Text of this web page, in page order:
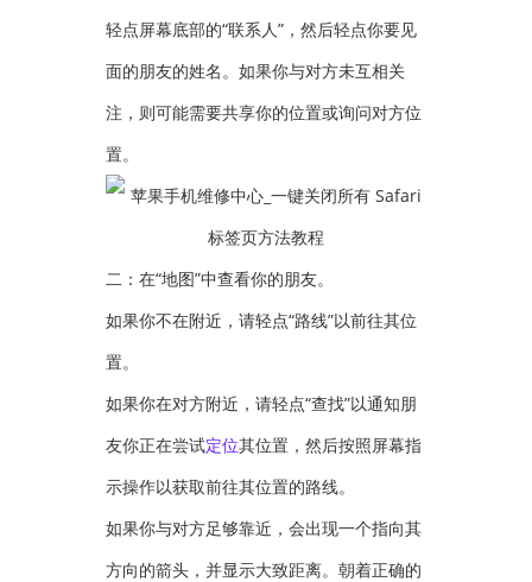
轻点屏幕底部的“联系人”，然后轻点你要见
面的朋友的姓名。如果你与对方未互相关
注，则可能需要共享你的位置或询问对方位
置。
二：在“地图”中查看你的朋友。
如果你不在附近，请轻点“路线”以前往其位
置。
如果你在对方附近，请轻点“查找”以通知朋
友你正在尝试定位其位置，然后按照屏幕指
示操作以获取前往其位置的路线。
如果你与对方足够靠近，会出现一个指向其
方向的箭头，并显示大致距离。朝着正确的